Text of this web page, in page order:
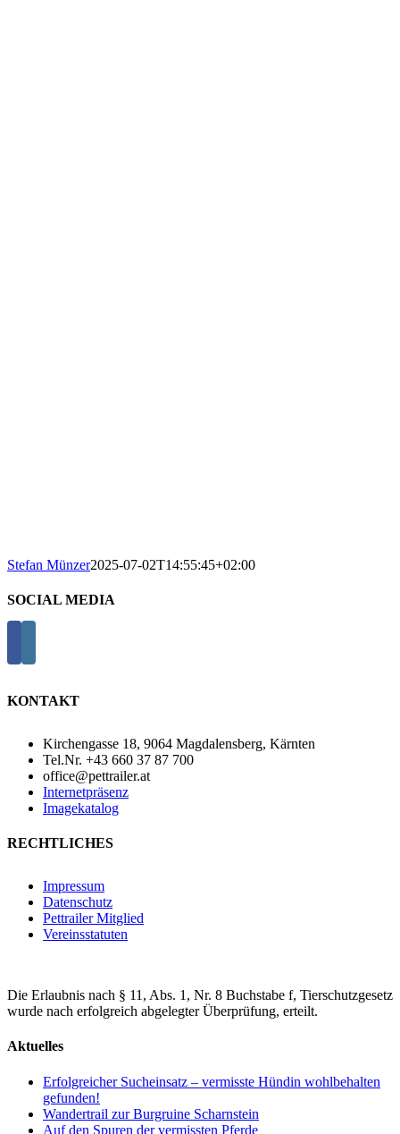
Stefan Münzer2025-07-02T14:55:45+02:00
SOCIAL MEDIA
KONTAKT
Kirchengasse 18, 9064 Magdalensberg, Kärnten
Tel.Nr. +43 660 37 87 700
office@pettrailer.at
Internetpräsenz
Imagekatalog
RECHTLICHES
Impressum
Datenschutz
Pettrailer Mitglied
Vereinsstatuten
Die Erlaubnis nach § 11, Abs. 1, Nr. 8 Buchstabe f, Tierschutzgesetz
wurde nach erfolgreich abgelegter Überprüfung, erteilt.
Aktuelles
Erfolgreicher Sucheinsatz – vermisste Hündin wohlbehalten
gefunden!
Wandertrail zur Burgruine Scharnstein
Auf den Spuren der vermissten Pferde